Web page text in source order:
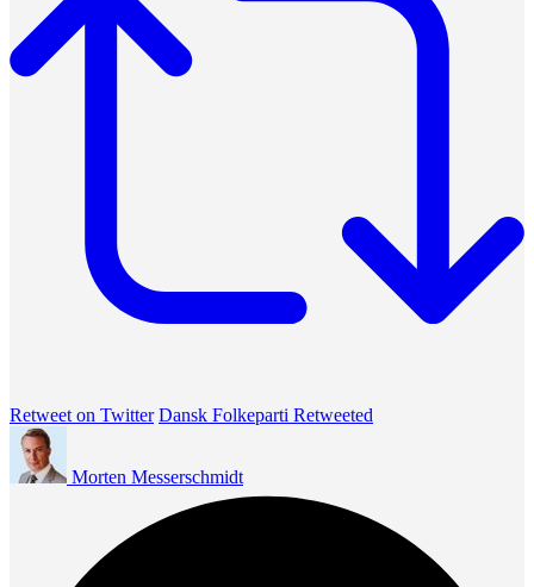
Retweet on Twitter Dansk Folkeparti Retweeted
Morten Messerschmidt